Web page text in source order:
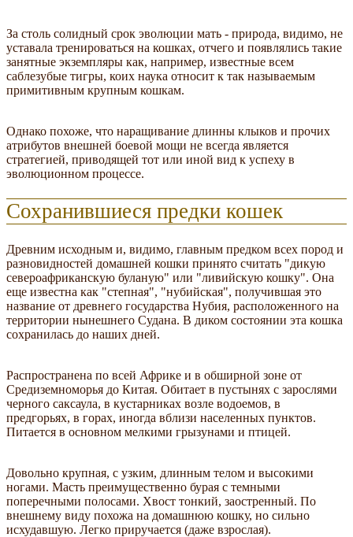
За столь солидный срок эволюции мать - природа, видимо, не
уставала тренироваться на кошках, отчего и появлялись такие
занятные экземпляры как, например, известные всем
саблезубые тигры, коих наука относит к так называемым
примитивным крупным кошкам.
Однако похоже, что наращивание длинны клыков и прочих
атрибутов внешней боевой мощи не всегда является
стратегией, приводящей тот или иной вид к успеху в
эволюционном процессе.
Сохранившиеся предки кошек
Древним исходным и, видимо, главным предком всех пород и
разновидностей домашней кошки принято считать "дикую
североафриканскую буланую" или "ливийскую кошку". Она
еще известна как "степная", "нубийская", получившая это
название от древнего государства Нубия, расположенного на
территории нынешнего Судана. В диком состоянии эта кошка
сохранилась до наших дней.
Распространена по всей Африке и в обширной зоне от
Средиземноморья до Китая. Обитает в пустынях с зарослями
черного саксаула, в кустарниках возле водоемов, в
предгорьях, в горах, иногда вблизи населенных пунктов.
Питается в основном мелкими грызунами и птицей.
Довольно крупная, с узким, длинным телом и высокими
ногами. Масть преимущественно бурая с темными
поперечными полосами. Хвост тонкий, заостренный. По
внешнему виду похожа на домашнюю кошку, но сильно
исхудавшую. Легко приручается (даже взрослая).